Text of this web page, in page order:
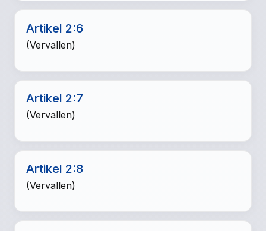
Artikel 2:6
(Vervallen)
Artikel 2:7
(Vervallen)
Artikel 2:8
(Vervallen)